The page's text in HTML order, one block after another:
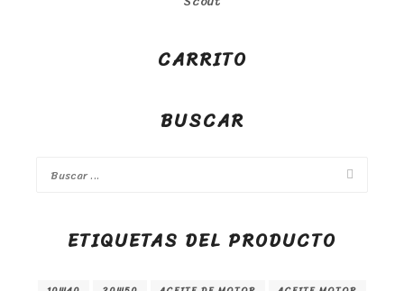
CARRITO
BUSCAR
ETIQUETAS DEL PRODUCTO